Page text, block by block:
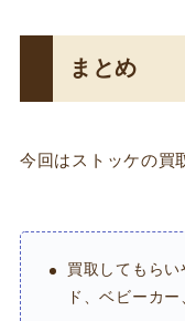
まとめ
今回はストッケの買
買取してもら
ド、ベビーカ